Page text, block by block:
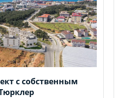
с собственным